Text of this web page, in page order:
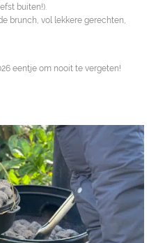
buiten!).
brunch, vol lekkere gerechten,
eentje om nooit te vergeten!